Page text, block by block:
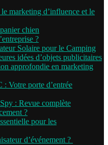
marketing d’influence et le
chien
?
Solaire pour le Camping
idées d’objets publicitaires
approfondie en marketing
Votre porte d’entrée
: Revue complète
?
pour les
d’événement ?